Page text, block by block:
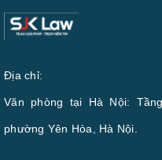
Địa chỉ:
Văn phòng tại Hà Nội:
phường Yên Hòa, Hà Nội.